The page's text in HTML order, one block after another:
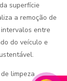
superfície
a remoção de
entre
do veículo e
limpeza